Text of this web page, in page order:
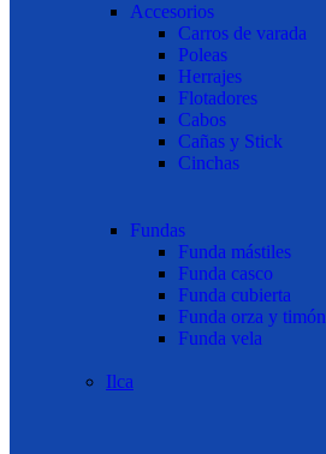
Accesorios
Carros de varada
Poleas
Herrajes
Flotadores
Cabos
Cañas y Stick
Cinchas
Fundas
Funda mástiles
Funda casco
Funda cubierta
Funda orza y timón
Funda vela
Ilca